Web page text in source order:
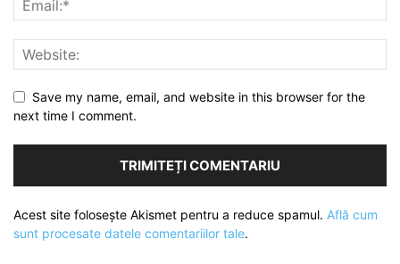
Save my name, email, and website in this browser for the
next time I comment.
Acest site folosește Akismet pentru a reduce spamul. Află cum
sunt procesate datele comentariilor tale.